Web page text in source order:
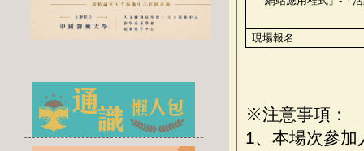
現場報名
※注意事項：
1、本場次參